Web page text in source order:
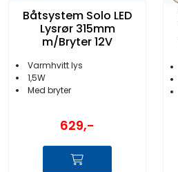
Båtsystem Solo LED
Lysrør 315mm
m/Bryter 12V
Varmhvitt lys
1,5W
Med bryter
629,-